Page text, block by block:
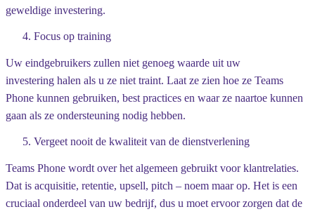
geweldige investering.
Focus op training
Uw eindgebruikers zullen niet genoeg waarde uit uw
investering halen als u ze niet traint. Laat ze zien hoe ze Teams
Phone kunnen gebruiken, best practices en waar ze naartoe kunnen
gaan als ze ondersteuning nodig hebben.
Vergeet nooit de kwaliteit van de dienstverlening
Teams Phone wordt over het algemeen gebruikt voor klantrelaties.
Dat is acquisitie, retentie, upsell, pitch – noem maar op. Het is een
cruciaal onderdeel van uw bedrijf, dus u moet ervoor zorgen dat de